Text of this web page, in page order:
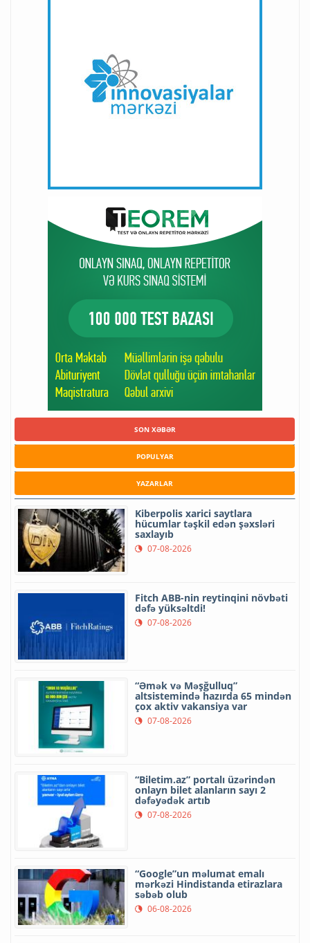
SON XƏBƏR
POPULYAR
YAZARLAR
Kiberpolis xarici saytlara
hücumlar təşkil edən şəxsləri
saxlayıb
07-08-2026
Fitch ABB-nin reytinqini növbəti
dəfə yüksəltdi!
07-08-2026
“Əmək və Məşğulluq”
altsistemində hazırda 65 mindən
çox aktiv vakansiya var
07-08-2026
“Biletim.az” portalı üzərindən
onlayn bilet alanların sayı 2
dəfəyədək artıb
07-08-2026
“Google”un məlumat emalı
mərkəzi Hindistanda etirazlara
səbəb olub
06-08-2026